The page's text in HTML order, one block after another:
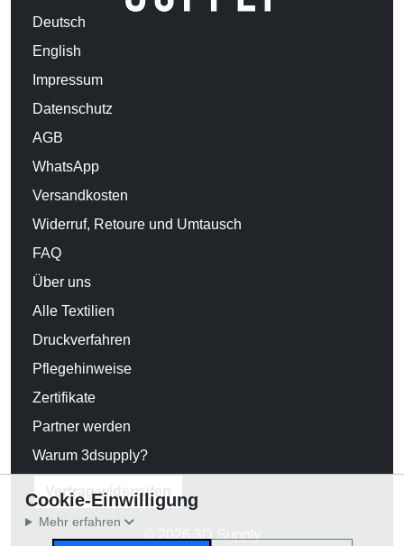
Deutsch
English
Impressum
Datenschutz
AGB
WhatsApp
Versandkosten
Widerruf, Retoure und Umtausch
FAQ
Über uns
Alle Textilien
Druckverfahren
Pflegehinweise
Zertifikate
Partner werden
Warum 3dsupply?
Vertrag widerrufen
© 2026 3D Supply
Cookie-Einwilligung
Mehr erfahren